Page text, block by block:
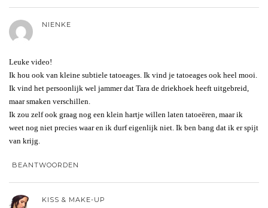
NIENKE
Leuke video!
Ik hou ook van kleine subtiele tatoeages. Ik vind je tatoeages ook heel mooi.
Ik vind het persoonlijk wel jammer dat Tara de driekhoek heeft uitgebreid,
maar smaken verschillen.
Ik zou zelf ook graag nog een klein hartje willen laten tatoeëren, maar ik
weet nog niet precies waar en ik durf eigenlijk niet. Ik ben bang dat ik er spijt
van krijg.
BEANTWOORDEN
KISS & MAKE-UP